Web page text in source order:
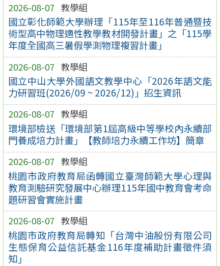
2026-08-07 教學組
國立彰化師範大學辦理「115年至116年普通暨技
術型高中物理適性教學教材開發計畫」之「115學
年度全國高三暑假學測物理複習計畫」
2026-08-07 教學組
國立中山大學外國語文教學中心「2026年語文能
力研習班(2026/09 ~ 2026/12)」招生資訊
2026-08-07 教學組
環境部檢送「環境部第1屆高級中等學校內永續部
門養成培力計畫」【教師培力永續工作坊】簡章
2026-08-07 教學組
桃園市政府教育局函轉國立臺灣師範大學心理與
教育測驗研究發展中心辦理115年國中教育會考命
題研習會實施計畫
2026-08-07 教學組
桃園市政府教育局轉知「台灣中油股份有限公司
生態保育公益信託基金116年度補助計畫徵件須
知」